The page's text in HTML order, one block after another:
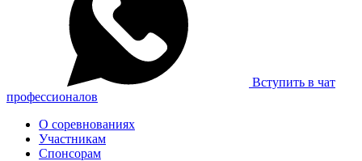
Вступить в чат
профессионалов
О соревнованиях
Участникам
Спонсорам